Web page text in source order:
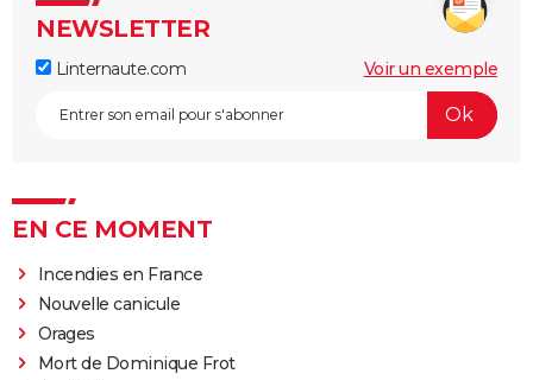
NEWSLETTER
Linternaute.com Voir un exemple
EN CE MOMENT
Incendies en France
Nouvelle canicule
Orages
Mort de Dominique Frot